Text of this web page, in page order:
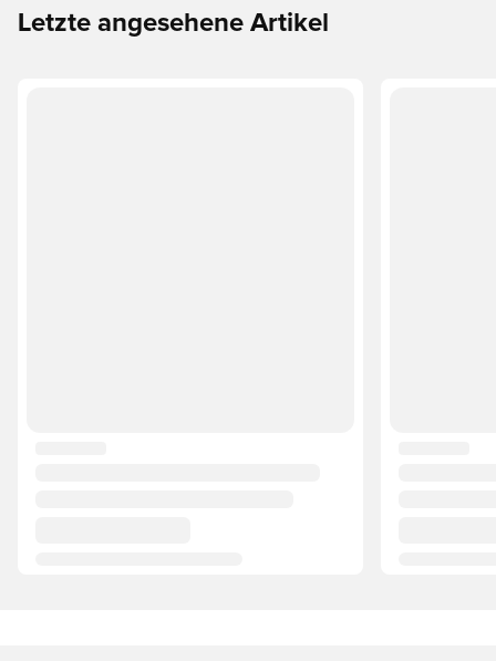
Letzte angesehene Artikel